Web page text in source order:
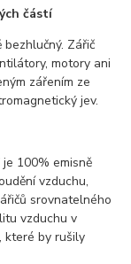
částí
Zářič
motory ani
zářením ze
jev.
100% emisně
vzduchu,
srovnatelného
vzduchu v
které by rušily